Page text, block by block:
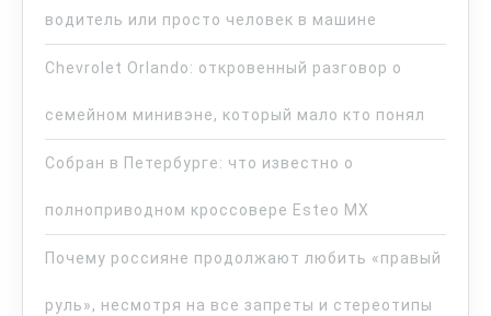
водитель или просто человек в машине
Chevrolet Orlando: откровенный разговор о
семейном минивэне, который мало кто понял
Собран в Петербурге: что известно о
полноприводном кроссовере Esteo MX
Почему россияне продолжают любить «правый
руль», несмотря на все запреты и стереотипы